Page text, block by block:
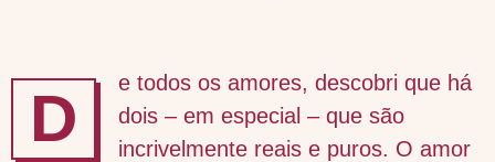
D
e todos os amores, descobri que há
dois – em especial – que são
incrivelmente reais e puros. O amor